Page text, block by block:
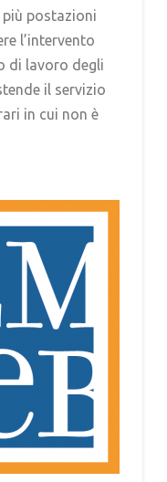
postazioni
l’intervento
di lavoro degli
il servizio
in cui non è